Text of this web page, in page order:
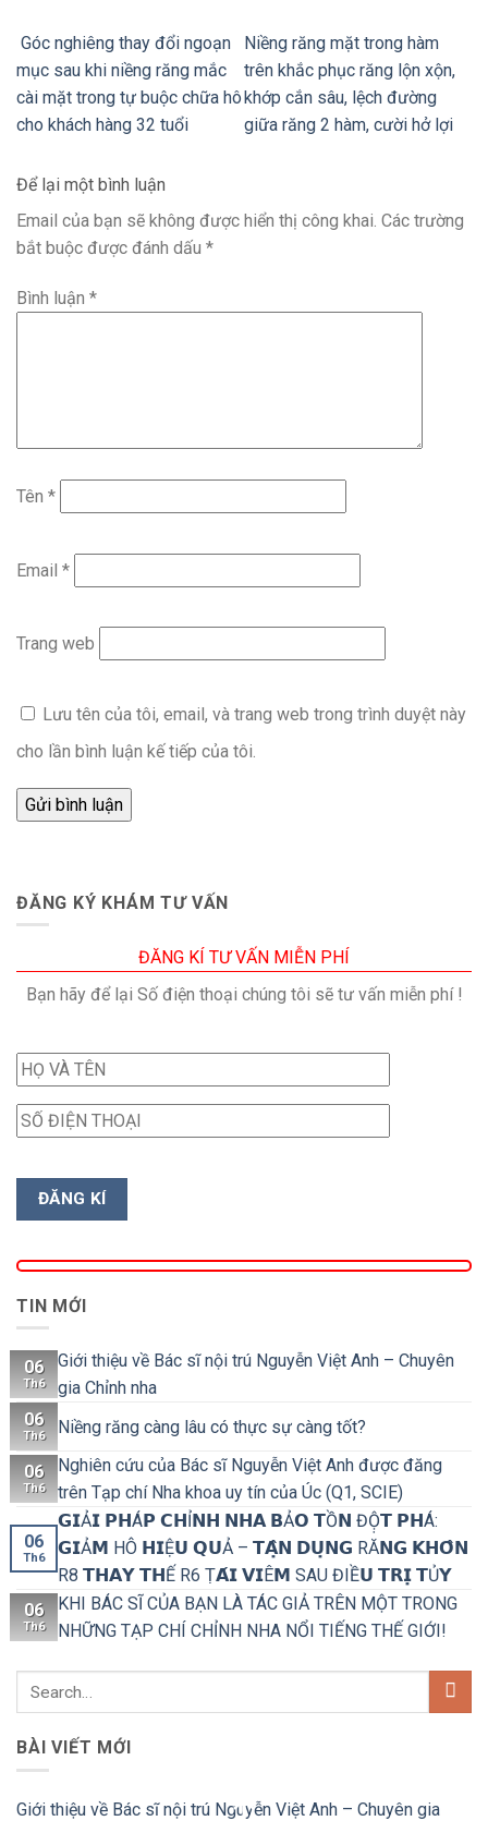
Góc nghiêng thay đổi ngoạn
mục sau khi niềng răng mắc
cài mặt trong tự buộc chữa hô
cho khách hàng 32 tuổi
Niềng răng mặt trong hàm
trên khắc phục răng lộn xộn,
khớp cắn sâu, lệch đường
giữa răng 2 hàm, cười hở lợi
Để lại một bình luận
Email của bạn sẽ không được hiển thị công khai. Các trường
bắt buộc được đánh dấu *
Bình luận *
Tên *
Email *
Trang web
Lưu tên của tôi, email, và trang web trong trình duyệt này
cho lần bình luận kế tiếp của tôi.
ĐĂNG KÝ KHÁM TƯ VẤN
ĐĂNG KÍ TƯ VẤN MIỄN PHÍ
Bạn hãy để lại Số điện thoại chúng tôi sẽ tư vấn miễn phí !
TIN MỚI
06
Th6
Giới thiệu về Bác sĩ nội trú Nguyễn Việt Anh – Chuyên
gia Chỉnh nha
06
Th6 Niềng răng càng lâu có thực sự càng tốt?
06
Th6
Nghiên cứu của Bác sĩ Nguyễn Việt Anh được đăng
trên Tạp chí Nha khoa uy tín của Úc (Q1, SCIE)
06
Th6
𝗚𝗜Ả𝗜 𝗣𝗛Á𝗣 𝗖𝗛Ỉ𝗡𝗛 𝗡𝗛𝗔 𝗕Ả𝗢 𝗧Ồ𝗡 ĐỘ̣𝗧 𝗣𝗛Á:
𝗚𝗜Ả𝗠 HÔ 𝗛𝗜Ệ𝗨 𝗤𝗨Ả – 𝗧𝗔̣̂𝗡 𝗗𝗨̣𝗡𝗚 RĂ𝗡𝗚 𝗞𝗛𝗢̂𝗡
R8 𝗧𝗛𝗔𝗬 𝗧𝗛Ế R6 Ṭ𝗔́𝗜 𝗩𝗜Ê𝗠 SAU ĐIỀ𝗨 𝗧𝗥𝗜̣ 𝗧Ủ𝗬
06
Th6
KHI BÁC SĨ CỦA BẠN LÀ TÁC GIẢ TRÊN MỘT TRONG
NHỮNG TẠP CHÍ CHỈNH NHA NỔI TIẾNG THẾ GIỚI!
BÀI VIẾT MỚI
Giới thiệu về Bác sĩ nội trú Nguyễn Việt Anh – Chuyên gia